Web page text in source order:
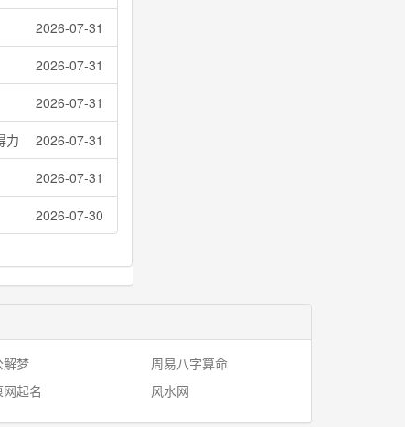
2026-07-31
2026-07-31
2026-07-31
力 2026-07-31
2026-07-31
2026-07-30
解梦
周易八字算命
网起名 风水网